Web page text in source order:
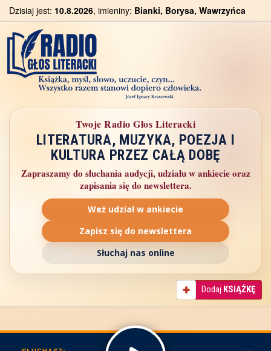
Dzisiaj jest: 10.8.2026, imieniny: Bianki, Borysa, Wawrzyńca
Twoje Radio Głos Literacki
LITERATURA, MUZYKA, POEZJA I
KULTURA PRZEZ CAŁĄ DOBĘ
Zapraszamy do słuchania audycji, udziału w ankiecie oraz
zapisania się do newslettera.
Weź udział w ankiecie
Zapisz się do newslettera
Słuchaj nas online
Dodaj KSIĄŻKĘ